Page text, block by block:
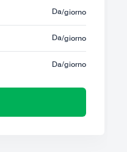
Da/giorno
Da/giorno
Da/giorno